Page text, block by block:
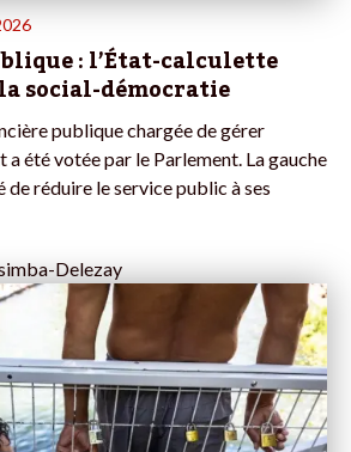
: l’État-calculette
social-démocratie
publique chargée de gérer
a été votée par le Parlement. La gauche
de réduire le service public à ses
Delezay